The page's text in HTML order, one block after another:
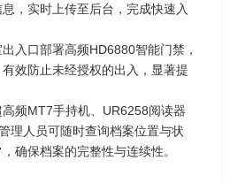
，实时上传至后台，完成快速入
入口部署高频HD6880智能门禁，
效防止未经授权的出入，显著提
频MT7手持机、UR6258阅读器
理人员可随时查询档案位置与状
确保档案的完整性与连续性。